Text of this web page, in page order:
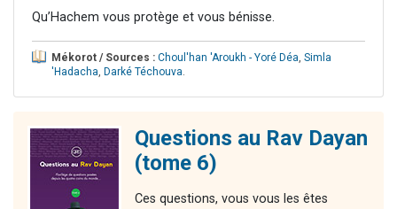
Qu’Hachem vous protège et vous bénisse.
Mékorot / Sources : Choul'han 'Aroukh - Yoré Déa, Simla
'Hadacha, Darké Téchouva.
Questions au Rav Dayan
(tome 6)
Ces questions, vous vous les êtes